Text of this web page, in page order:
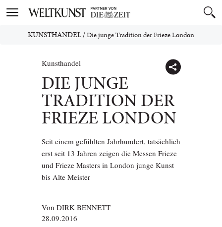
Toggle
KUNSTHANDEL/Die junge Tradition der Frieze London
Kunsthandel
DIE JUNGE
TRADITION DER
FRIEZE LONDON
Seit einem gefühlten Jahrhundert, tatsächlich
erst seit 13 Jahren zeigen die Messen Frieze
und Frieze Masters in London junge Kunst
bis Alte Meister
Von DIRK BENNETT
28.09.2016